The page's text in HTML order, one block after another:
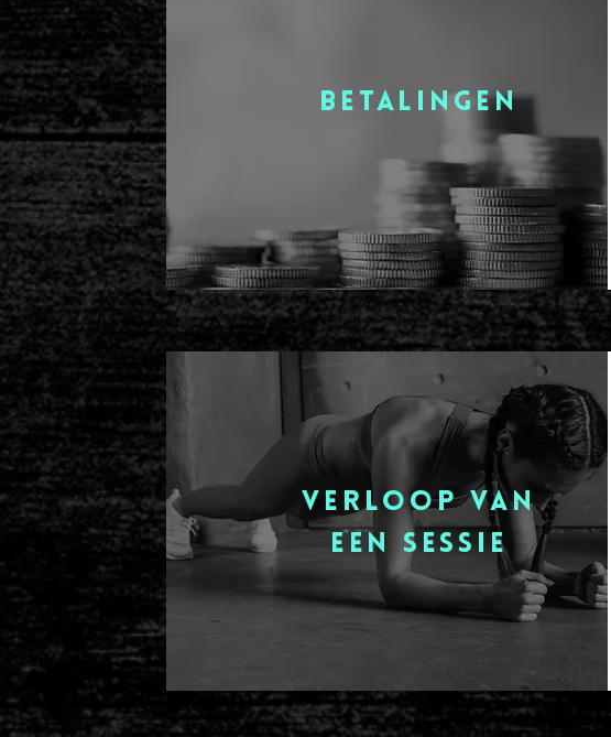
Betalingen
verloop van
een sessie